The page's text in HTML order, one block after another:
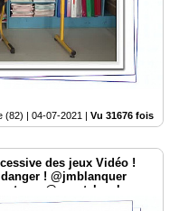
(82) | 04-07-2021 | Vu 31676 fois
des jeux Vidéo !
! @jmblanquer
@assotvlocale